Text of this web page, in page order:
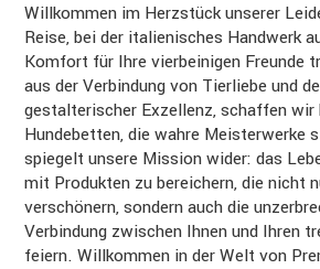
Willkommen im Herzstück unserer
Reise, bei der italienisches Handwerk
Komfort für Ihre vierbeinigen Freunde
aus der Verbindung von Tierliebe und
gestalterischer Exzellenz, schaffen
Hundebetten, die wahre Meisterwerke
spiegelt unsere Mission wider: das
mit Produkten zu bereichern, die nicht
verschönern, sondern auch die
Verbindung zwischen Ihnen und Ihren
feiern. Willkommen in der Welt von